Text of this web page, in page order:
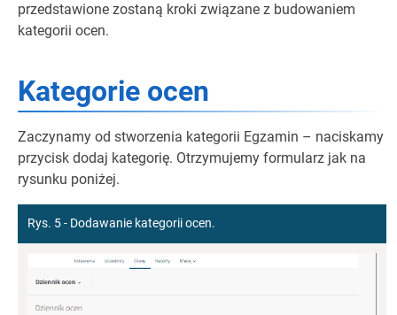
przedstawione zostaną kroki związane z budowaniem
kategorii ocen.
Kategorie ocen
Zaczynamy od stworzenia kategorii Egzamin – naciskamy
przycisk dodaj kategorię. Otrzymujemy formularz jak na
rysunku poniżej.
Rys. 5 - Dodawanie kategorii ocen.